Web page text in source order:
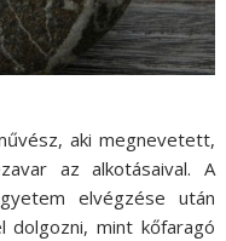
aki megnevetett,
az alkotásaival. A
elvégzése után
dolgozni, mint kőfaragó